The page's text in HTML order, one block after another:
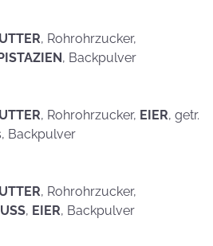
, Rohrohrzucker,
, Backpulver
, Rohrohrzucker, EIER, getr.
Backpulver
, Rohrohrzucker,
, EIER, Backpulver